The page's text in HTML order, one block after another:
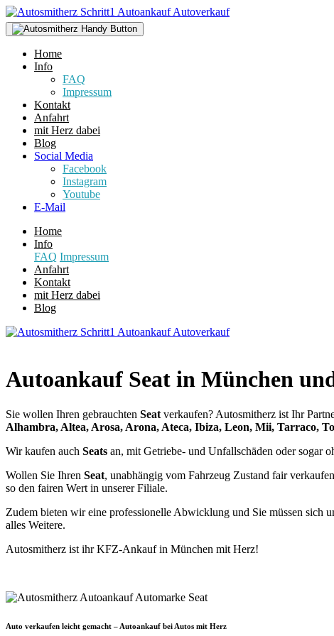
Home
Info
FAQ
Impressum
Kontakt
Anfahrt
mit Herz dabei
Blog
Social Media
Facebook
Instagram
Youtube
E-Mail
Home
Info
FAQ Impressum
Anfahrt
Kontakt
mit Herz dabei
Blog
Autoankauf Seat in München
Sie wollen Ihren gebrauchten Seat verkaufen? Autosmitherz ist Ihr
Alhambra, Altea, Arosa, Arona, Ateca, Ibiza, Leon, Mii, Tarraco,
Wir kaufen auch Seats an, mit Getriebe- und Unfallschäden oder sogar
Wollen Sie Ihren Seat, unabhängig vom Fahrzeug Zustand fair
so den fairen Wert in unserer Filiale.
Zudem bieten wir eine professionelle Abwicklung und Sie müssen sich
alles Weitere.
Autosmitherz ist ihr KFZ-Ankauf in München mit Herz!
Auto verkaufen leicht gemacht – Autoankauf bei Autos mit Herz